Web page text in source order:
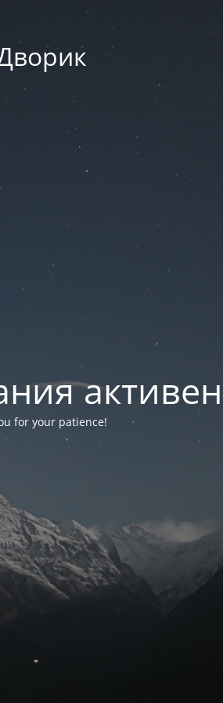
активен
for your patience!